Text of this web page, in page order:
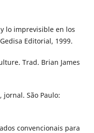
lo imprevisible en los
Editorial, 1999.
Trad. Brian James
jornal. São Paulo:
convencionais para